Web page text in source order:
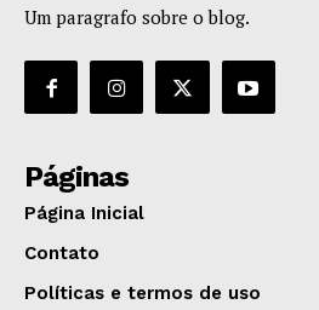
Um paragrafo sobre o blog.
Páginas
Página Inicial
Contato
Políticas e termos de uso